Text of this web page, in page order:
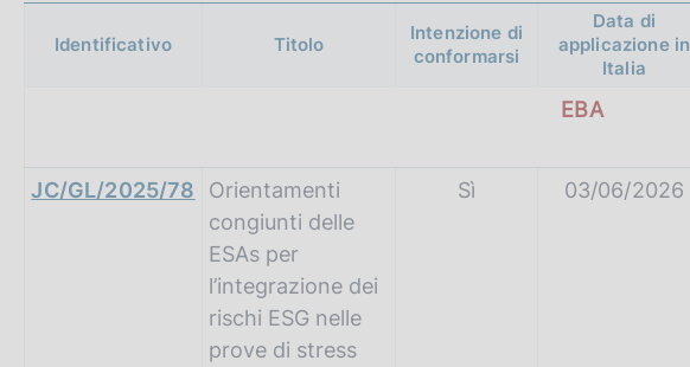
Identificativo Titolo
Intenzione di
conformarsi
Data di
applicazione in
Italia
EBA
JC/GL/2025/78
Orientamenti
congiunti delle
ESAs per
l’integrazione dei
rischi ESG nelle
prove di stress
Sì 03/06/2026
c
o